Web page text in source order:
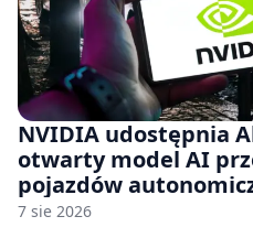
NVIDIA udostępnia
otwarty model AI
pojazdów
komercyjnego
7 sie 2026